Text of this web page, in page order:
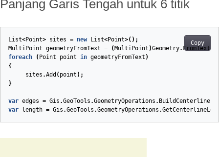
Panjang Garis Tengah untuk 6 titik
Copy
List<Point> sites = new List<Point>();
MultiPoint geometryFromText = ( MultiPoint )Geometry. FromText(
foreach
( Point point in geometryFromText )
{
sites .Add ( point );
}
var edges = Gis .GeoTools .GeometryOperations . BuildCenterline
var
length = Gis .GeoTools .GeometryOperations .